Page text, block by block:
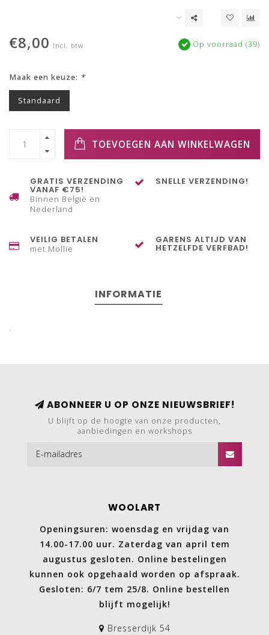
€8,00 Incl. btw Op voorraad (39)
Maak een keuze: *
Standaard
TOEVOEGEN AAN WINKELWAGEN
GRATIS VERZENDING
VANAF €75!
Binnen België en
Nederland
SNELLE VERZENDING!
VEILIG BETALEN
met Mollie
GARENS ALTIJD VAN
HETZELFDE VERFBAD!
INFORMATIE
.
ABONNEER U OP ONZE NIEUWSBRIEF!
U blijft op de hoogte van onze producten,
aanbiedingen en workshops
WOOLART
Openingsuren: woensdag en vrijdag van
14.00-17.00 uur. Zaterdag van april tem
augustus gesloten. Online bestelingen
kunnen ook opgehaald worden op afspraak.
Gesloten: 6/7 tem 25/8. Online bestellen
blijft mogelijk!
Bresserdijk 54